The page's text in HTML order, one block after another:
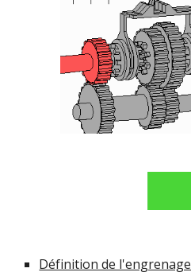
Définition de l'engrenage